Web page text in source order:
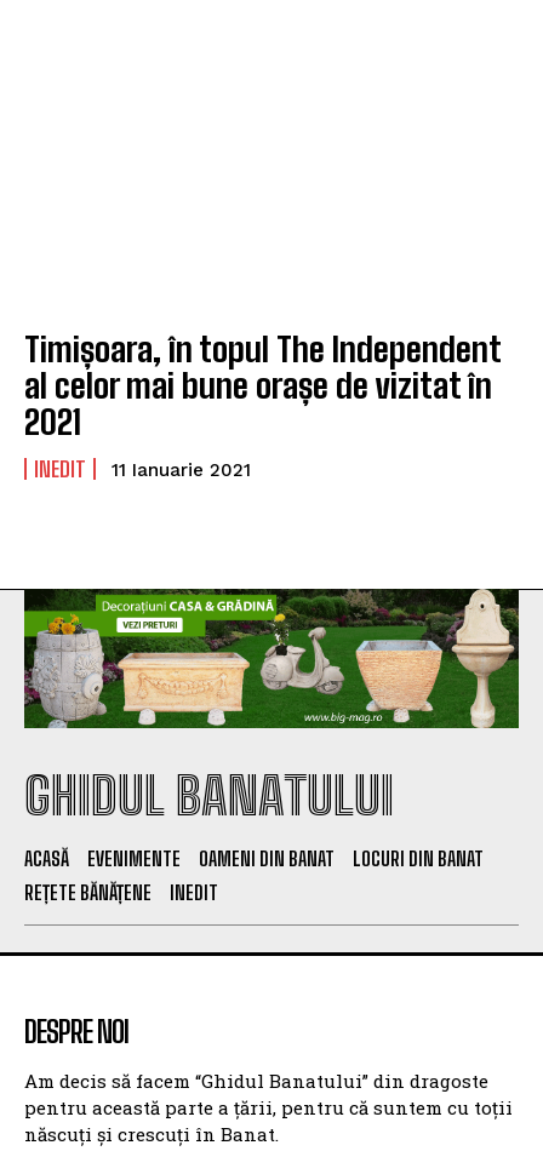
Timișoara, în topul The Independent
al celor mai bune orașe de vizitat în
2021
INEDIT 11 Ianuarie 2021
GHIDUL BANATULUI
ACASĂ EVENIMENTE OAMENI DIN BANAT
LOCURI DIN BANAT
REȚETE BĂNĂȚENE
INEDIT
DESPRE NOI
Am decis să facem “Ghidul Banatului” din dragoste
pentru această parte a țării, pentru că suntem cu toții
născuți și crescuți în Banat.